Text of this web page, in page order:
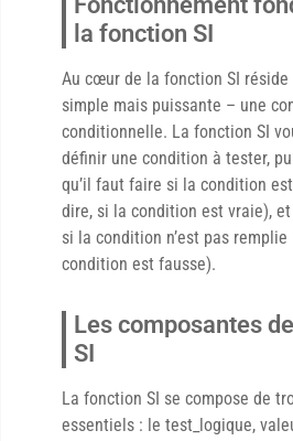
la fonction SI
Au cœur de la fonction SI réside
simple mais puissante – une
conditionnelle. La fonction SI
définir une condition à tester,
qu’il faut faire si la condition
dire, si la condition est vraie),
si la condition n’est pas remplie
condition est fausse).
Les composantes
SI
La fonction SI se compose de
essentiels : le test_logique,